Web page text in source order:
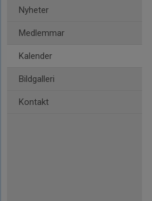
Nyheter
Medlemmar
Kalender
Bildgalleri
Kontakt